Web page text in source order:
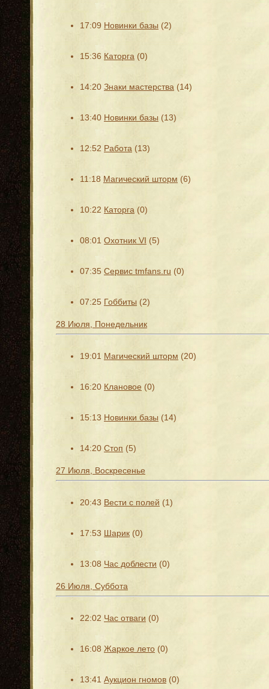
17:09 Новинки базы (2)
15:36 Каторга (0)
14:20 Знаки мастерства (14)
13:40 Новинки базы (13)
12:52 Работа (13)
11:18 Магический шторм (6)
10:22 Каторга (0)
08:01 Охотник VI (5)
07:35 Сервис tmfans.ru (0)
07:25 Гоббиты (2)
28 Июля, Понедельник
19:01 Магический шторм (20)
16:20 Клановое (0)
15:13 Новинки базы (14)
14:20 Стоп (5)
27 Июля, Воскресенье
20:43 Вести с полей (1)
17:53 Шарик (0)
13:08 Час доблести (0)
26 Июля, Суббота
22:02 Час отваги (0)
16:08 Жаркое лето (0)
13:41 Аукцион гномов (0)